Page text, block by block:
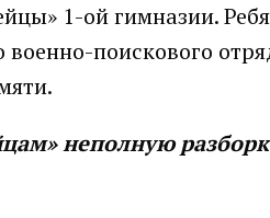
1-ой гимназии.
военно-поискового
неполную